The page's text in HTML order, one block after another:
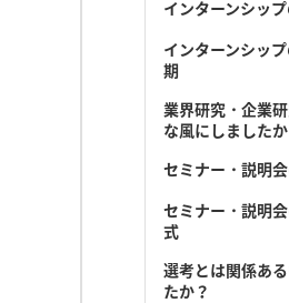
インターンシッ
インターンシッ
期
業界研究・企業
な風にしましたか
セミナー・説明
セミナー・説明
式
選考とは関係あ
たか？